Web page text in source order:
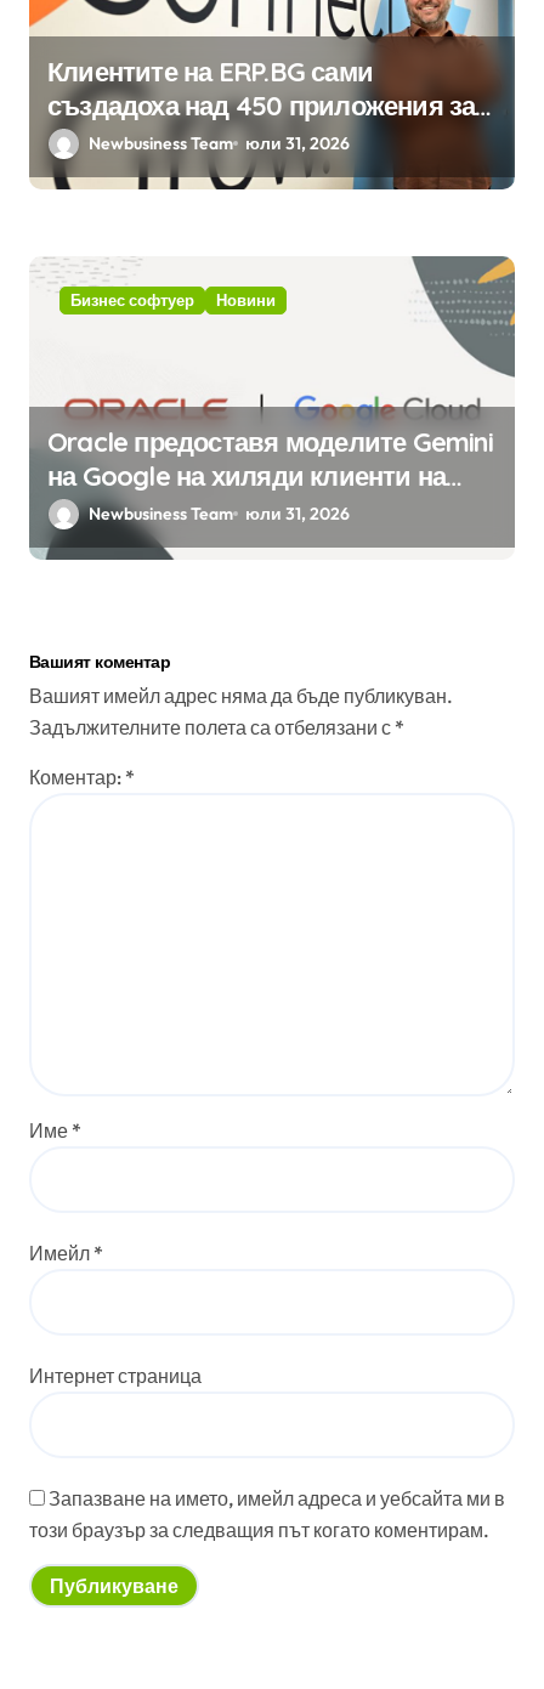
Клиентите на ERP.BG сами
създадоха над 450 приложения за
ERP системата с помощта на
вградения в нея изкуствен
Newbusiness Team юли 31, 2026
Бизнес софтуер Новини
Oracle предоставя моделите Gemini
на Google на хиляди клиенти на
бизнес приложения
Newbusiness Team юли 31, 2026
Вашият коментар
Вашият имейл адрес няма да бъде публикуван.
Задължителните полета са отбелязани с *
Коментар: *
Име *
Имейл *
Интернет страница
Запазване на името, имейл адреса и уебсайта ми в
този браузър за следващия път когато коментирам.